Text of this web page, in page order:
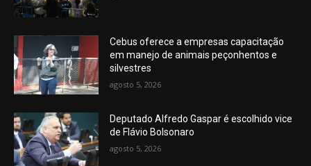
Cebus oferece a empresas capacitação
em manejo de animais peçonhentos e
silvestres
agosto 5, 2026
Deputado Alfredo Gaspar é escolhido vice
de Flávio Bolsonaro
agosto 5, 2026